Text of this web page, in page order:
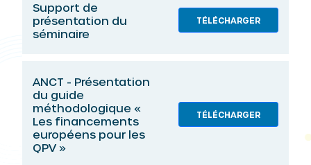
Support de
présentation du
séminaire
TÉLÉCHARGER
ANCT - Présentation
du guide
méthodologique «
Les financements
européens pour les
QPV »
TÉLÉCHARGER